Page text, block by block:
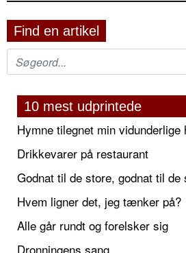
Find en artikel
10 mest udprintede
Hymne tilegnet min vidunderlige
Drikkevarer på restaurant
Godnat til de store, godnat til de
Hvem ligner det, jeg tænker på?
Alle går rundt og forelsker sig
Dronningens sang